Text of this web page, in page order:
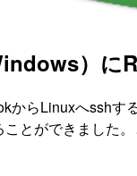
）に
からLinuxへssh
とができました